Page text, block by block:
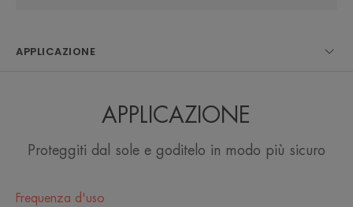
Protezione solare molto alta per le
principi attivi anti-età che aiutano
APPLICAZIONE
APPLICAZIONE
Proteggiti dal sole e goditelo in modo più sicuro
Frequenza d'uso